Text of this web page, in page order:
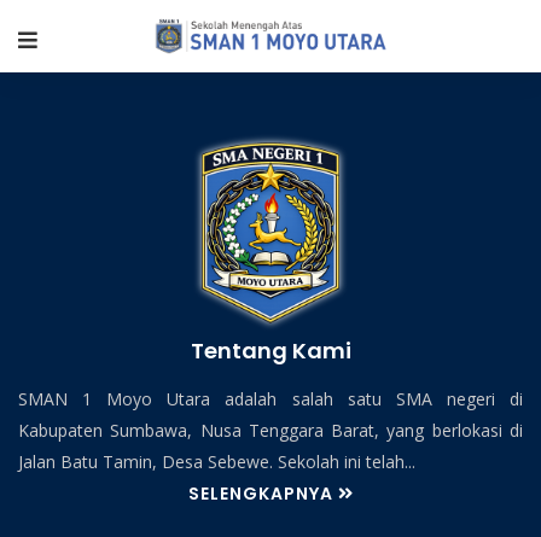
Tentang Kami
SMAN 1 Moyo Utara adalah salah satu SMA negeri di
Kabupaten Sumbawa, Nusa Tenggara Barat, yang berlokasi di
Jalan Batu Tamin, Desa Sebewe. Sekolah ini telah...
SELENGKAPNYA